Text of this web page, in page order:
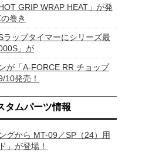
GRIP WRAP HEAT」が発
巻き
ラップタイマーにシリーズ最
」が
が「A-FORCE RR チョップ
10発売！
タムパーツ情報
グから MT-09／SP（24）用
」が登場！